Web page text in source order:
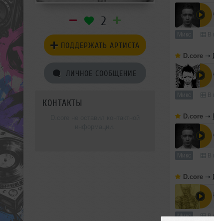
2
ПОДДЕРЖАТЬ АРТИСТА
ЛИЧНОЕ СООБЩЕНИЕ
КОНТАКТЫ
Микс В
D.core ➝
Микс В
D.core ➝
Микс В
D.core ➝
Микс В